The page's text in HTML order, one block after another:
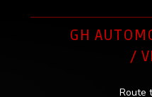
GH
/
Route